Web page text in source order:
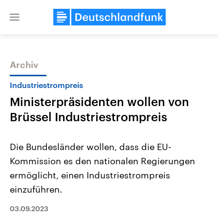
Close
Themen
Aktuelle Beiträge, Analysen und
Hintergründe
Wirtschaftlich und militärisch
den mächtigsten Ländern der Erde,
Nahostkonflikt
Aktuelle Lage und
Archiv
Industriestrompreis
Ministerpräsidenten wollen von
Brüssel Industriestrompreis
Die Bundesländer wollen, dass die EU-
Kommission es den nationalen Regierungen
ermöglicht, einen Industriestrompreis
einzuführen.
03.09.2023